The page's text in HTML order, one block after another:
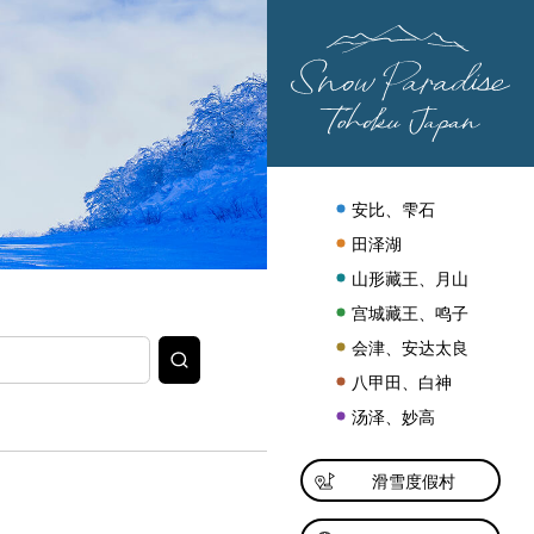
安比、雫石
田泽湖
山形藏王、月山
宫城藏王、鸣子
会津、安达太良
八甲田、白神
汤泽、妙高
滑雪度假村
搜
索